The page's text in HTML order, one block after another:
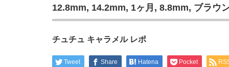
12.8mm, 14.2mm, 1ヶ月 , 8.8mm, ブラウ
チュチュ キャラメル レポ
Tweet Share Hatena Pocket